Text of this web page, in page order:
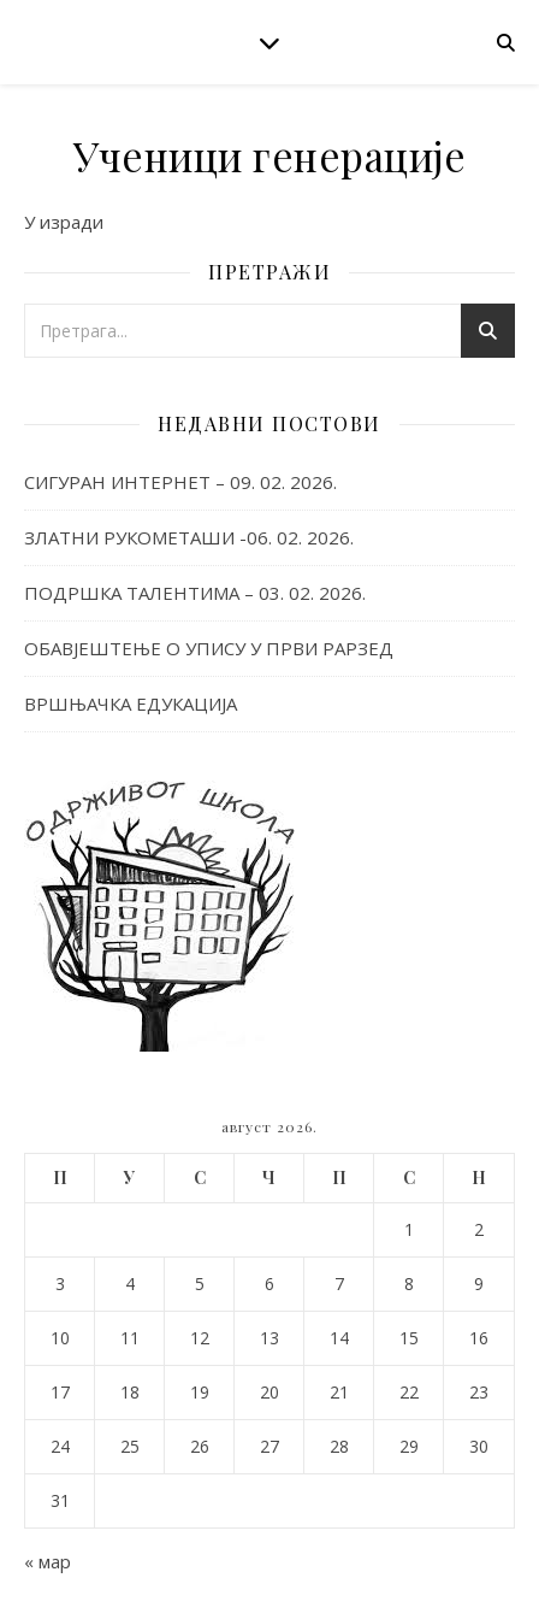
Ученици генерације
У изради
ПРЕТРАЖИ
НЕДАВНИ ПОСТОВИ
СИГУРАН ИНТЕРНЕТ – 09. 02. 2026.
ЗЛАТНИ РУКОМЕТАШИ -06. 02. 2026.
ПОДРШКА ТАЛЕНТИМА – 03. 02. 2026.
ОБАВЈЕШТЕЊЕ О УПИСУ У ПРВИ РАРЗЕД
ВРШЊАЧКА ЕДУКАЦИЈА
август 2026.
П У С Ч П С Н
1 2
3 4 5 6 7 8 9
10 11 12 13 14 15 16
17 18 19 20 21 22 23
24 25 26 27 28 29 30
31
« мар